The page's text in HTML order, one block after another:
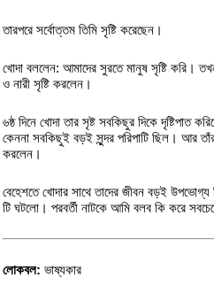
তারপরে সর্বোত্তম তিমি সৃষ্টি করেছেন।
খোদা বললেন: আমাদের সুরতে মানুষ সৃষ্টি করি।
ও নারী সৃষ্টি করলেন।
৬ষ্ঠ দিনে খোদা তার সৃষ্ট সবকিছুর দিকে দৃষ্টিপাত
কেননা সবকিছুই বড়ই সুন্দর পরিপাটি ছিল। আর
করলেন।
বেহেশতে খোদার সাথে তাদের জীবন বড়ই
টি ঘটলো। পরবর্তী নাটকে আমি বলব কি করে
লোকবল: ভাষ্যকার